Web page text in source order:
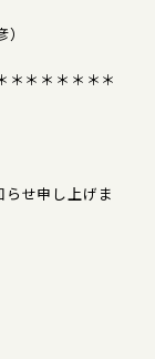
＊＊＊＊＊＊＊
せ申し上げま